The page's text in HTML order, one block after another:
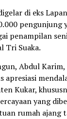
di eks
pengunjung
penampilan
Tri Suaka.
Abdul
apresiasi
Kukar,
yang
rumah ajang